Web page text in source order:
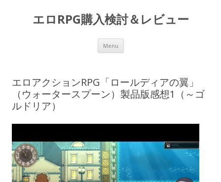
エロRPG購入検討＆レビュー
Menu Skip to content
エロアクションRPG「ロールディアの翼」
（ウォータースプーン）製品版感想1（～ゴ
ルドリア）